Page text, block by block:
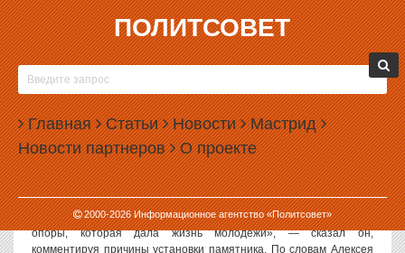
ПОЛИТСОВЕТ
Главная Статьи Новости Мастрид
Новости партнеров О проекте
2000-2026Информационное агентство «Политсовет»
21.08.2008, 07:58
КРАСНОЯРСКИЙ БИЗНЕСМЕН ПОСТАВИТ
ПАМЯТНИК БОРИСУ ЕЛЬЦИНУ
Первый памятник бывшему президенту России Борису Ельцину
появится в начале осени в Красноярске. Инициатором проекта
выступил красноярский предприниматель Алексей
Пфаненштиль, который и сообщил РИА «Новости» о своих
планах.
«Это памятник не только Ельцину, это памятник некой точке
опоры, которая дала жизнь молодежи», — сказал он,
комментируя причины установки памятника. По словам Алексея